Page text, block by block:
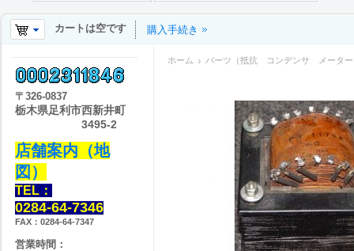
カートは空です 購入手続き
ホーム パーツ（抵抗 コンデンサ メータ
〒 326-0837
栃木県足利市西新井町
3495-2
店舗案内（地
図）
TEL：
0284-64-7346
FAX：0284-64-7347
営業時間：